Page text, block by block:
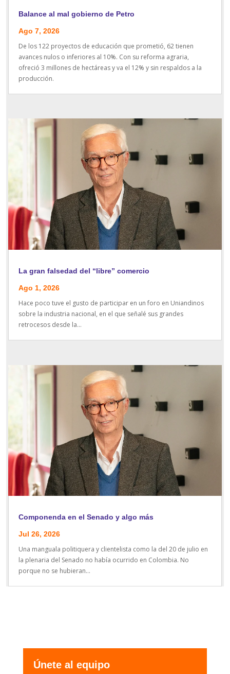
Balance al mal gobierno de Petro
Ago 7, 2026
De los 122 proyectos de educación que prometió, 62 tienen
avances nulos o inferiores al 10%. Con su reforma agraria,
ofreció 3 millones de hectáreas y va el 12% y sin respaldos a la
producción.
La gran falsedad del “libre” comercio
Ago 1, 2026
Hace poco tuve el gusto de participar en un foro en Uniandinos
sobre la industria nacional, en el que señalé sus grandes
retrocesos desde la...
Componenda en el Senado y algo más
Jul 26, 2026
Una manguala politiquera y clientelista como la del 20 de julio en
la plenaria del Senado no había ocurrido en Colombia. No
porque no se hubieran...
Únete al equipo